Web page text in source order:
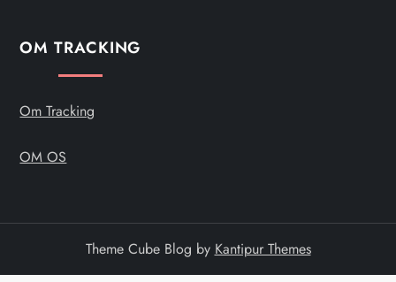
o
n
OM TRACKING
Om Tracking
OM OS
Theme Cube Blog by Kantipur Themes